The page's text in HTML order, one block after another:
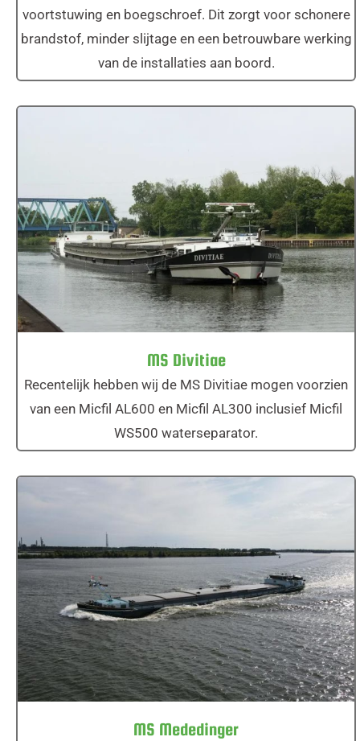
voortstuwing en boegschroef. Dit zorgt voor schonere
brandstof, minder slijtage en een betrouwbare werking
van de installaties aan boord.
MS Divitiae
MS Divitiae
Recentelijk hebben wij de MS Divitiae mogen voorzien
van een Micfil AL600 en Micfil AL300 inclusief Micfil
WS500 waterseparator.
MS Mededinger
MS Mededinger